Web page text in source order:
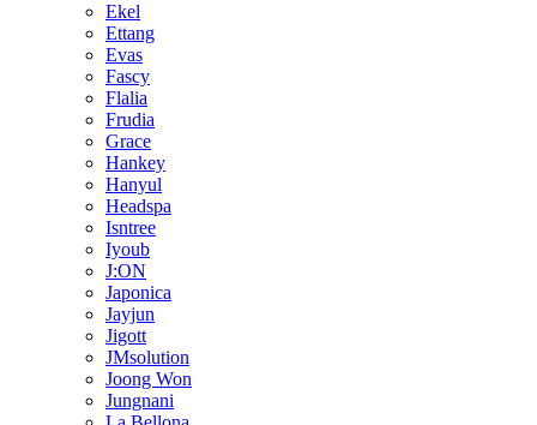
Ekel
Ettang
Evas
Fascy
Flalia
Frudia
Grace
Hankey
Hanyul
Headspa
Isntree
Iyoub
J:ON
Japonica
Jayjun
Jigott
JMsolution
Joong Won
Jungnani